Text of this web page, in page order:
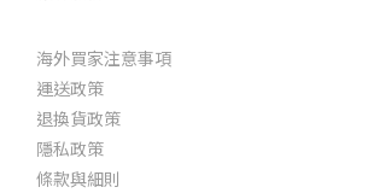
海外買家注意事項
運送政策
退換貨政策
隱私政策
條款與細則